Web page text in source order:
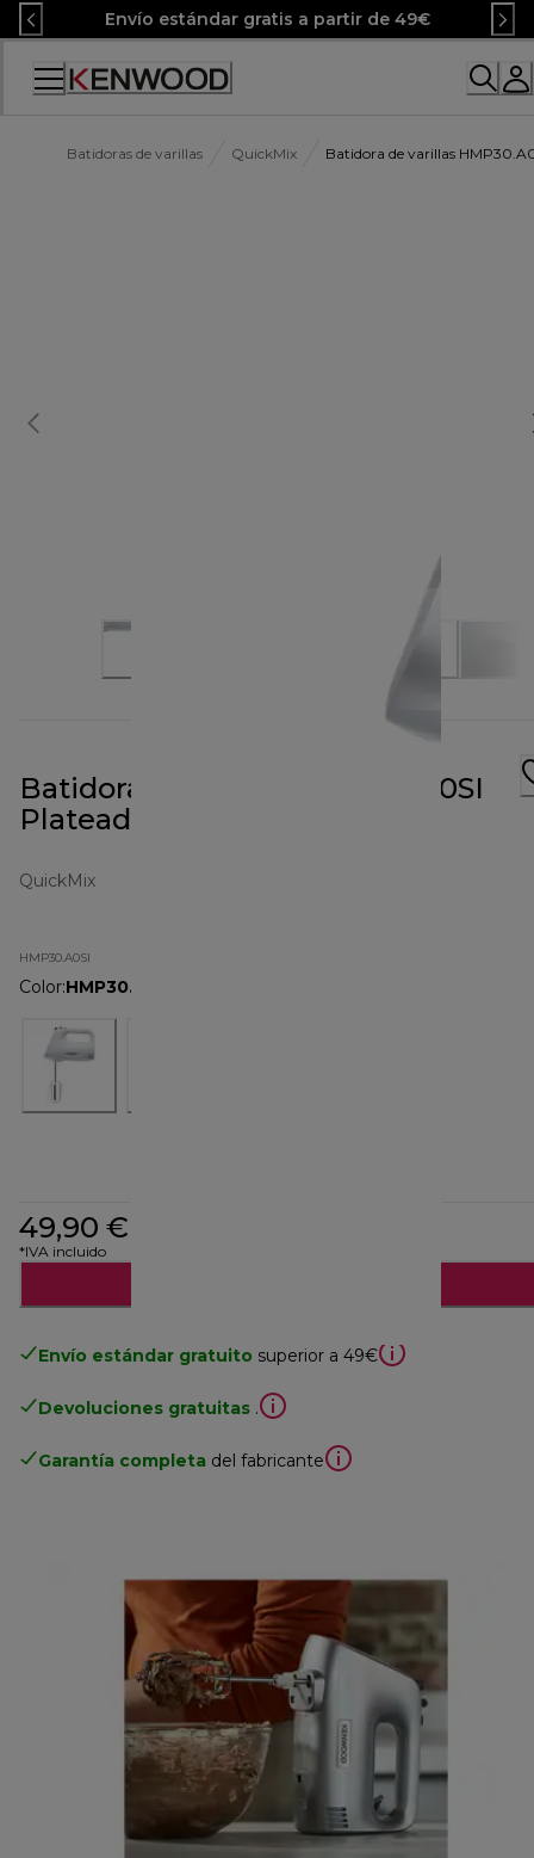
Skip
to
Content
Envío estándar gratis a partir de 49€
Accessibility
Batidoras de varillas QuickMix Batidora de varillas
Batidora de varillas HMP30.A0SI
Plateada
QuickMix
HMP30.A0SI
Color:HMP30.A0SI
49,90 €
*IVA incluido
Envío estándar gratuito superior a 49€
Devoluciones gratuitas .
Garantía completa del fabricante